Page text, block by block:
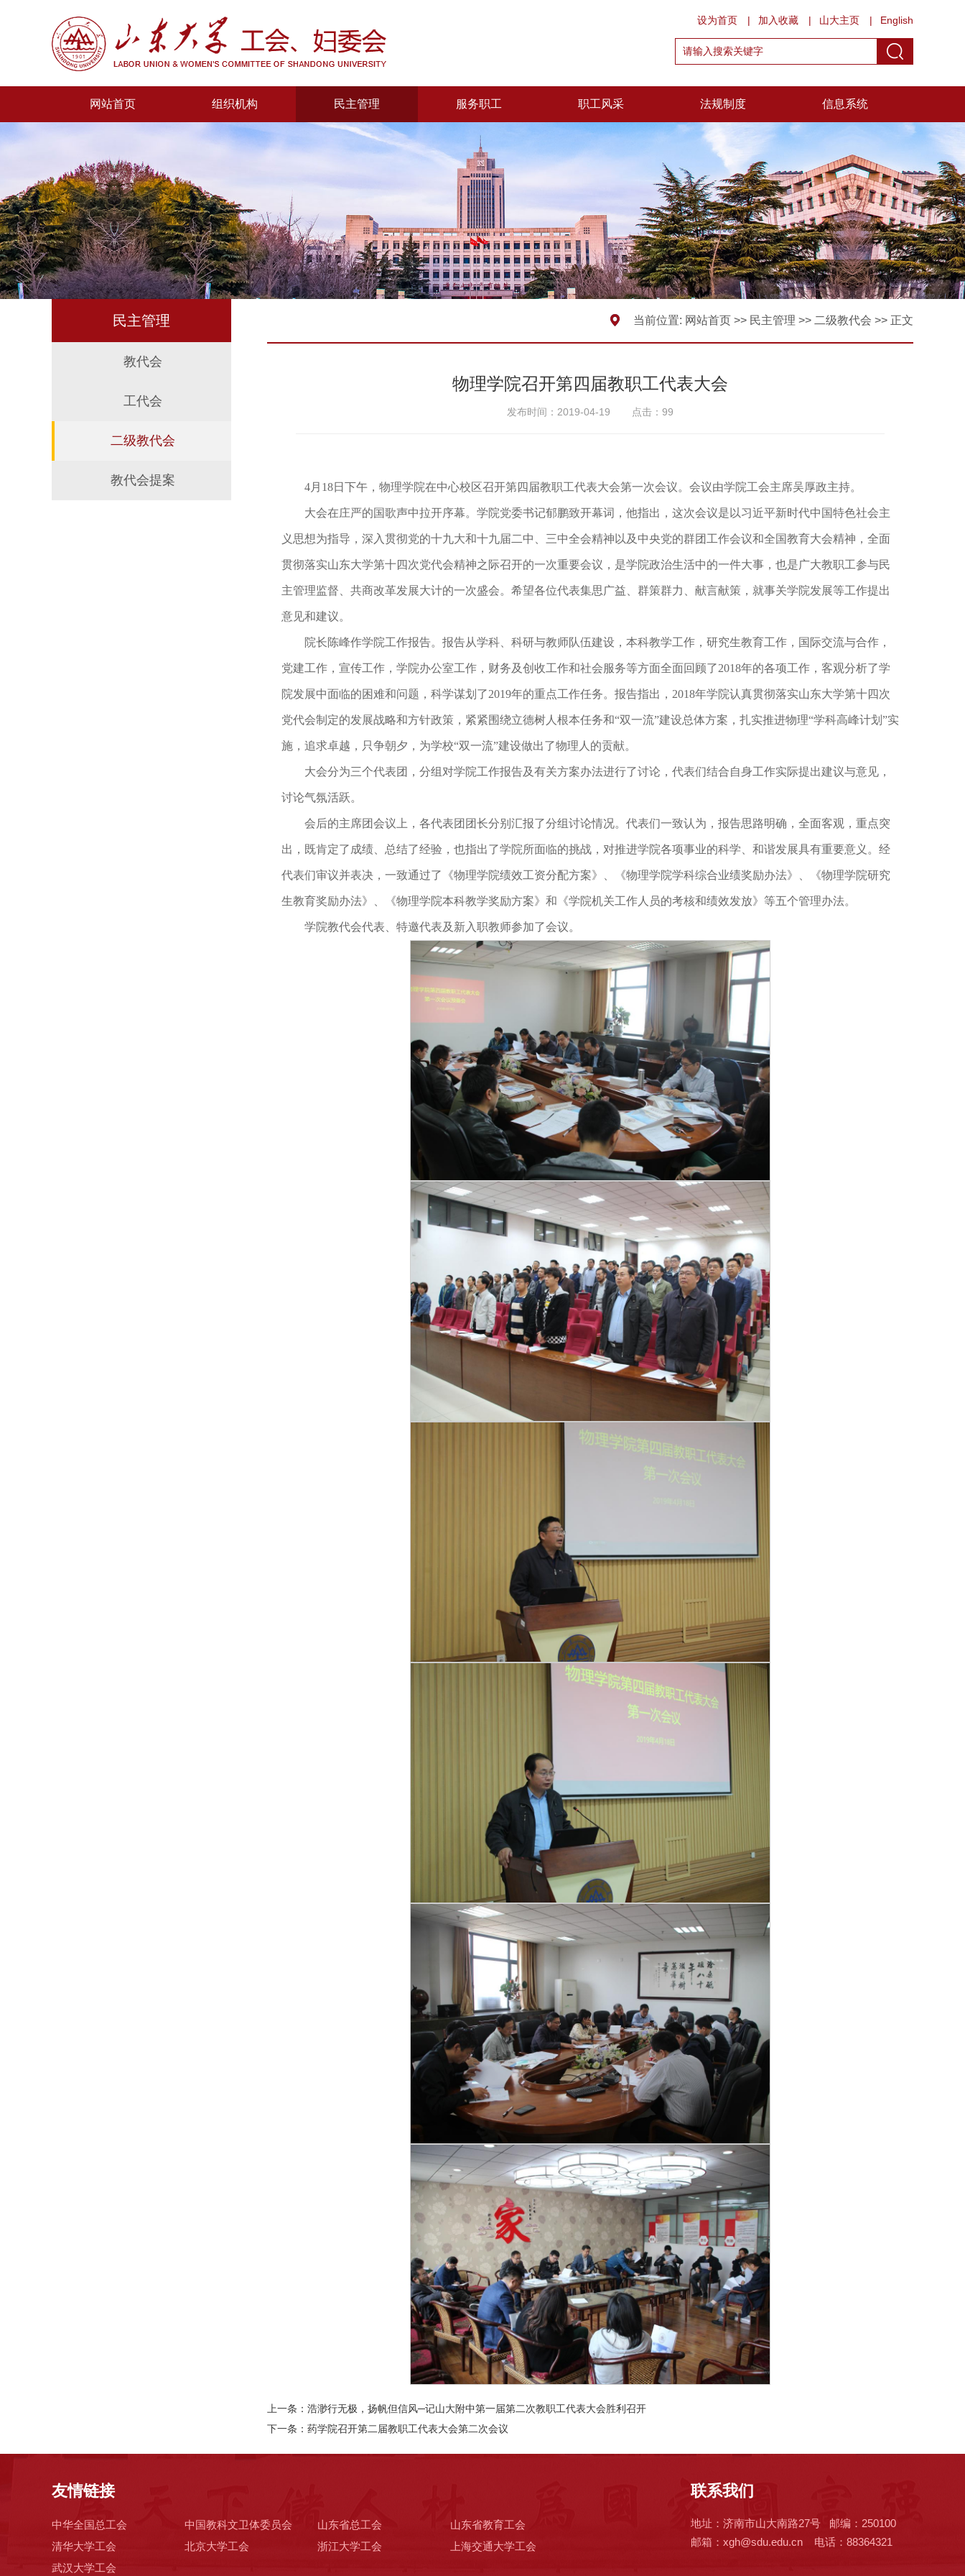
设为首页 | 加入收藏 | 山大主页 | English
网站首页 组织机构 民主管理 服务职工 职工风采 法规制度 信息系统
民主管理
教代会
工代会
二级教代会
教代会提案
当前位置: 网站首页 >> 民主管理 >> 二级教代会 >> 正文
物理学院召开第四届教职工代表大会
发布时间：2019-04-19 点击： 99
4月18日下午，物理学院在中心校区召开第四届教职工代表大会第一次会议。会议由学院工会主席吴厚政主持。
大会在庄严的国歌声中拉开序幕。学院党委书记郁鹏致开幕词，他指出，这次会议是以习近平新时代中国特色社会主
义思想为指导，深入贯彻党的十九大和十九届二中、三中全会精神以及中央党的群团工作会议和全国教育大会精神，全面
贯彻落实山东大学第十四次党代会精神之际召开的一次重要会议，是学院政治生活中的一件大事，也是广大教职工参与民
主管理监督、共商改革发展大计的一次盛会。希望各位代表集思广益、群策群力、献言献策，就事关学院发展等工作提出
意见和建议。
院长陈峰作学院工作报告。报告从学科、科研与教师队伍建设，本科教学工作，研究生教育工作，国际交流与合作，
党建工作，宣传工作，学院办公室工作，财务及创收工作和社会服务等方面全面回顾了2018年的各项工作，客观分析了学
院发展中面临的困难和问题，科学谋划了2019年的重点工作任务。报告指出，2018年学院认真贯彻落实山东大学第十四次
党代会制定的发展战略和方针政策，紧紧围绕立德树人根本任务和“双一流”建设总体方案，扎实推进物理“学科高峰计划”实
施，追求卓越，只争朝夕，为学校“双一流”建设做出了物理人的贡献。
大会分为三个代表团，分组对学院工作报告及有关方案办法进行了讨论，代表们结合自身工作实际提出建议与意见，
讨论气氛活跃。
会后的主席团会议上，各代表团团长分别汇报了分组讨论情况。代表们一致认为，报告思路明确，全面客观，重点突
出，既肯定了成绩、总结了经验，也指出了学院所面临的挑战，对推进学院各项事业的科学、和谐发展具有重要意义。经
代表们审议并表决，一致通过了《物理学院绩效工资分配方案》、《物理学院学科综合业绩奖励办法》、《物理学院研究
生教育奖励办法》、《物理学院本科教学奖励方案》和《学院机关工作人员的考核和绩效发放》等五个管理办法。
学院教代会代表、特邀代表及新入职教师参加了会议。
上一条： 浩渺行无极，扬帆但信风─记山大附中第一届第二次教职工代表大会胜利召开
下一条： 药学院召开第二届教职工代表大会第二次会议
友情链接
中华全国总工会 中国教科文卫体委员会 山东省总工会
山东省教育工会
清华大学工会
北京大学工会 浙江大学工会
上海交通大学工会
武汉大学工会
联系我们
地址：济南市山大南路27号 邮编：250100
邮箱：xgh@sdu.edu.cn 电话：88364321